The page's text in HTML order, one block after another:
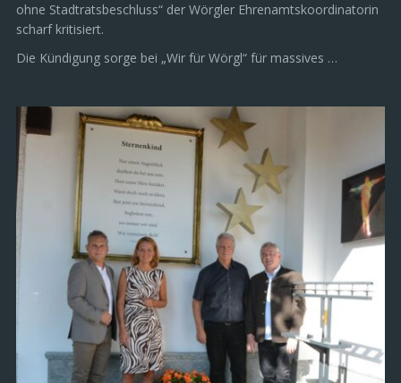
ohne Stadtratsbeschluss“ der Wörgler Ehrenamtskoordinatorin
scharf kritisiert.
Die Kündigung sorge bei „Wir für Wörgl“ für massives …